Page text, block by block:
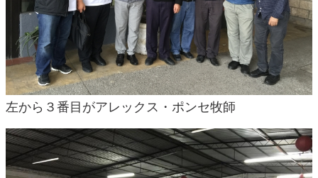
左から３番目がアレックス・ポンセ牧師